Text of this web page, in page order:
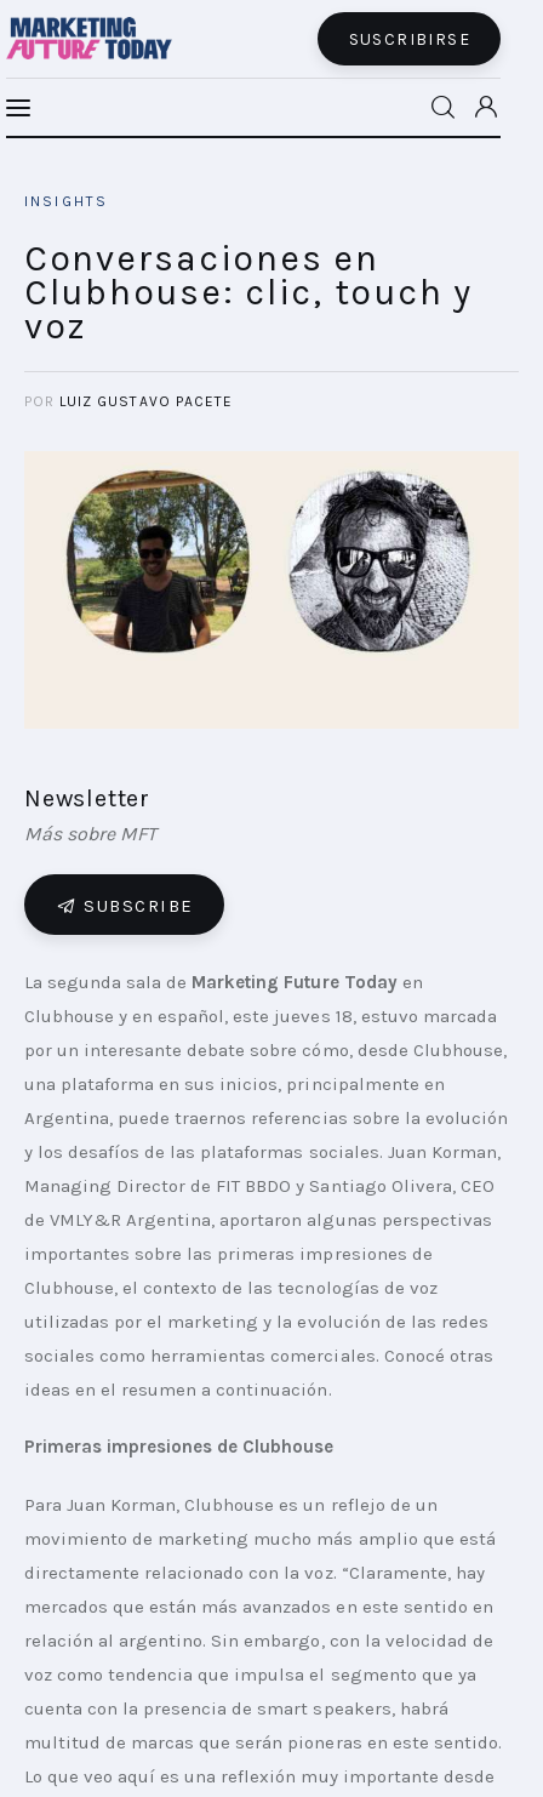
SUSCRIBIRSE
INSIGHTS
CONECTADES
PODCAST
PLAYBOOKS
INSIGHTS
Conversaciones en
Clubhouse: clic, touch y
voz
POR LUIZ GUSTAVO PACETE
Newsletter
Más sobre MFT
SUBSCRIBE
La segunda sala de Marketing Future Today en
Clubhouse y en español, este jueves 18, estuvo marcada
por un interesante debate sobre cómo, desde Clubhouse,
una plataforma en sus inicios, principalmente en
Argentina, puede traernos referencias sobre la evolución
y los desafíos de las plataformas sociales. Juan Korman,
Managing Director de FIT BBDO y Santiago Olivera, CEO
de VMLY&R Argentina, aportaron algunas perspectivas
importantes sobre las primeras impresiones de
Clubhouse, el contexto de las tecnologías de voz
utilizadas por el marketing y la evolución de las redes
sociales como herramientas comerciales. Conocé otras
ideas en el resumen a continuación.
Primeras impresiones de Clubhouse
Para Juan Korman, Clubhouse es un reflejo de un
movimiento de marketing mucho más amplio que está
directamente relacionado con la voz. “Claramente, hay
mercados que están más avanzados en este sentido en
relación al argentino. Sin embargo, con la velocidad de
voz como tendencia que impulsa el segmento que ya
cuenta con la presencia de smart speakers, habrá
multitud de marcas que serán pioneras en este sentido.
Lo que veo aquí es una reflexión muy importante desde